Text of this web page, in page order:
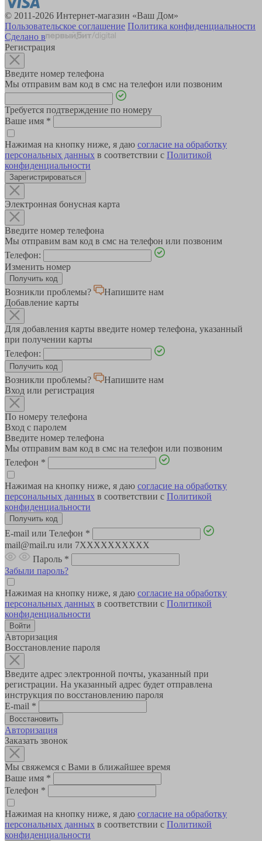
© 2011-2026 Интернет-магазин «Ваш Дом»
Пользовательское соглашение Политика конфиденциальности
Сделано в
Регистрация
Введите номер телефона
Мы отправим вам код в смс на телефон или позвоним
Требуется подтверждение по номеру
Ваше имя *
Нажимая на кнопку ниже, я даю согласие на обработку
персональных данных в соответствии с Политикой
конфиденциальности
Зарегистрироваться
Электронная бонусная карта
Введите номер телефона
Мы отправим вам код в смс на телефон или позвоним
Телефон:
Изменить номер
Возникли проблемы?
Напишите нам
Добавление карты
Для добавления карты введите номер телефона, указанный
при получении карты
Телефон:
Возникли проблемы?
Напишите нам
Вход или регистрация
По номеру телефона
Вход с паролем
Введите номер телефона
Мы отправим вам код в смс на телефон или позвоним
Телефон *
Нажимая на кнопку ниже, я даю согласие на обработку
персональных данных в соответствии с Политикой
конфиденциальности
E-mail или Телефон *
mail@mail.ru или 7XXXXXXXXXX
Пароль *
Забыли пароль?
Нажимая на кнопку ниже, я даю согласие на обработку
персональных данных в соответствии с Политикой
конфиденциальности
Авторизация
Восстановление пароля
Введите адрес электронной почты, указанный при
регистрации. На указанный адрес будет отправлена
инструкция по восстановлению пароля
E-mail *
Авторизация
Заказать звонок
Мы свяжемся с Вами в ближайшее время
Ваше имя *
Телефон *
Нажимая на кнопку ниже, я даю согласие на обработку
персональных данных в соответствии с Политикой
конфиденциальности